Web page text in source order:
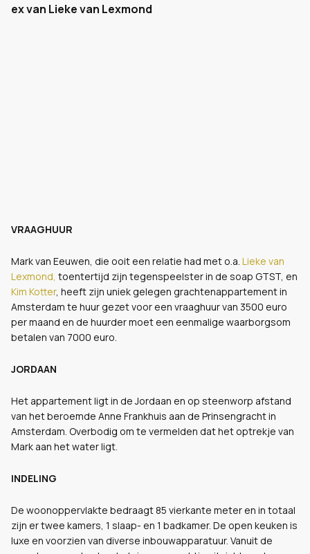
ex van Lieke van Lexmond
VRAAGHUUR
Mark van Eeuwen, die ooit een relatie had met o.a. Lieke van
Lexmond, toentertijd zijn tegenspeelster in de soap GTST, en
Kim Kotter, heeft zijn uniek gelegen grachtenappartement in
Amsterdam te huur gezet voor een vraaghuur van 3500 euro
per maand en de huurder moet een eenmalige waarborgsom
betalen van 7000 euro.
JORDAAN
Het appartement ligt in de Jordaan en op steenworp afstand
van het beroemde Anne Frankhuis aan de Prinsengracht in
Amsterdam. Overbodig om te vermelden dat het optrekje van
Mark aan het water ligt.
INDELING
De woonoppervlakte bedraagt 85 vierkante meter en in totaal
zijn er twee kamers, 1 slaap- en 1 badkamer. De open keuken is
luxe en voorzien van diverse inbouwapparatuur. Vanuit de